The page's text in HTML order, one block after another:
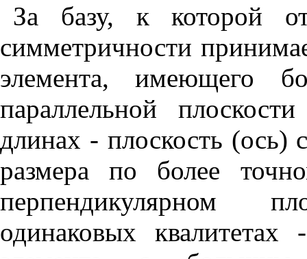
За базу, к которой
симметричности принима
элемента, имеющего
параллельной
длинах - плоскость (ось)
размера по более
перпендикулярном
одинаковыхквалитетах